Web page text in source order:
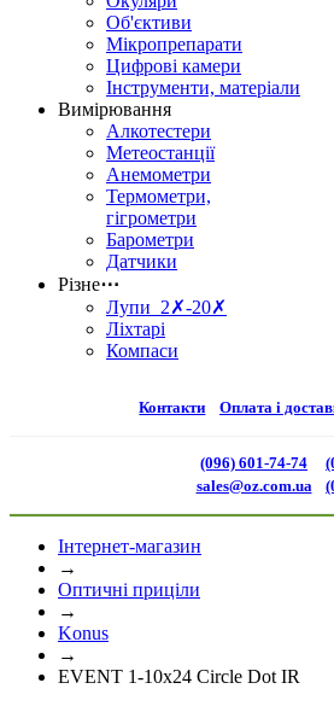
Об'єктиви
Мікропрепарати
Цифрові камери
Інструменти, матеріали
Вимірювання
Алкотестери
Метеостанції
Анемометри
Термометри,
гігрометри
Барометри
Датчики
Різне⋯
Лупи 2✗-20✗
Ліхтарі
Компаси
Контакти Оплата і
(096) 601-74-74
sales@oz.com.ua
Інтернет-магазин
→
Оптичні приціли
→
Konus
→
EVENT 1-10x24 Circle Dot IR